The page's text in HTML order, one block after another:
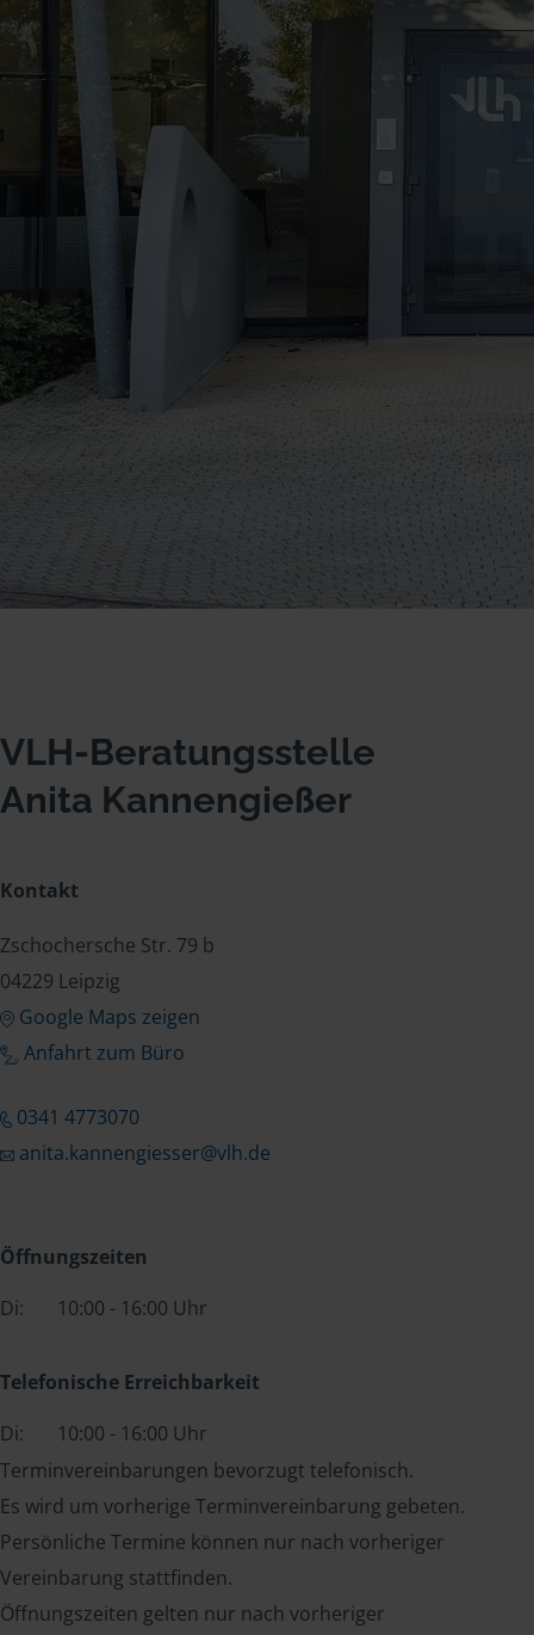
VLH-Beratungsstelle
Anita Kannengießer
Kontakt
Zschochersche Str. 79 b
04229 Leipzig
Google Maps zeigen
Anfahrt zum Büro
0341 4773070
anita.kannengiesser@vlh.de
Öffnungszeiten
Di:
10:00 - 16:00 Uhr
Telefonische Erreichbarkeit
Di:
10:00 - 16:00 Uhr
Terminvereinbarungen bevorzugt telefonisch.
Es wird um vorherige Terminvereinbarung gebeten.
Persönliche Termine können nur nach vorheriger
Vereinbarung stattfinden.
Öffnungszeiten gelten nur nach vorheriger